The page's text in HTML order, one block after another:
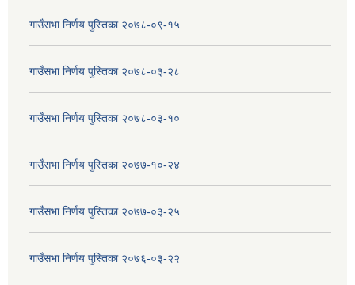
गाउँसभा निर्णय पुस्तिका २०७८-०९-१५
गाउँसभा निर्णय पुस्तिका २०७८-०३-२८
गाउँसभा निर्णय पुस्तिका २०७८-०३-१०
गाउँसभा निर्णय पुस्तिका २०७७-१०-२४
गाउँसभा निर्णय पुस्तिका २०७७-०३-२५
गाउँसभा निर्णय पुस्तिका २०७६-०३-२२